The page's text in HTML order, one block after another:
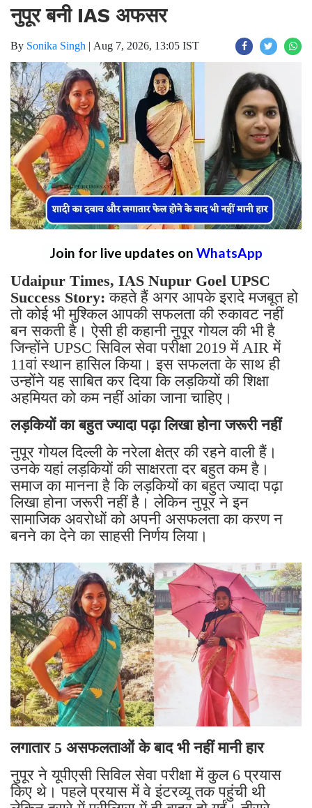
नुपूर बनी IAS अफसर
By Sonika Singh | Aug 7, 2026, 13:05 IST
Join for live updates on WhatsApp
Udaipur Times, IAS Nupur Goel UPSC
Success Story:कहते हैं अगर आपके इरादे मजबूत हो
तो कोई भी मुश्किल आपकी सफलता की रुकावट नहीं
बन सकती है। ऐसी ही कहानी नुपूर गोयल की भी है
जिन्होंने UPSC सिविल सेवा परीक्षा 2019 में AIR में
11वां स्थान हासिल किया। इस सफलता के साथ ही
उन्होंने यह साबित कर दिया कि लड़कियों की शिक्षा
अहमियत को कम नहीं आंका जाना चाहिए।
लड़कियों का बहुत ज्यादा पढ़ा लिखा होना जरूरी नहीं
नुपूर गोयल दिल्ली के नरेला क्षेत्र की रहने वाली हैं।
उनके यहां लड़कियों की साक्षरता दर बहुत कम है।
समाज का मानना है कि लड़कियों का बहुत ज्यादा पढ़ा
लिखा होना जरूरी नहीं है। लेकिन नुपूर ने इन
सामाजिक अवरोधों को अपनी असफलता का करण न
बनने का देने का साहसी निर्णय लिया।
लगातार 5 असफलताओं के बाद भी नहीं मानी हार
नुपूर ने यूपीएसी सिविल सेवा परीक्षा में कुल 6 प्रयास
किए थे। पहले प्रयास में वे इंटरव्यू तक पहुंची थी